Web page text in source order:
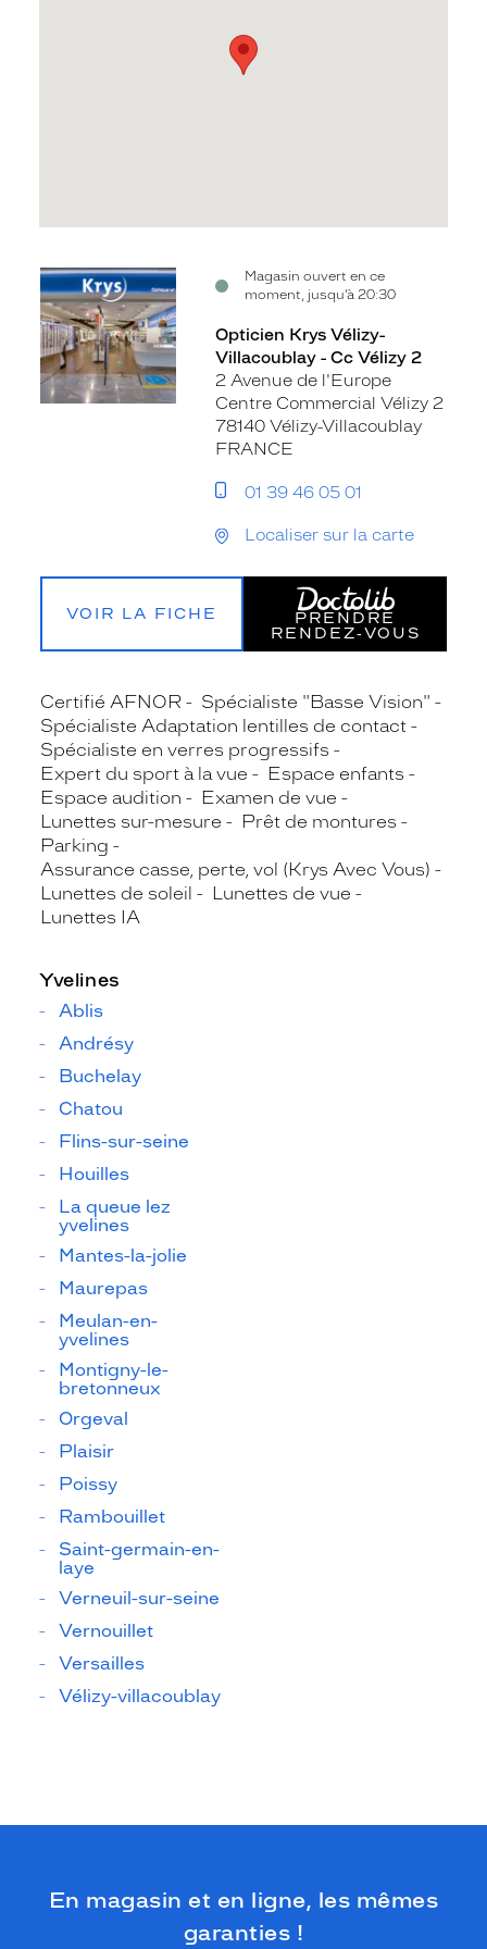
Magasin ouvert en ce
moment, jusqu’à 20:30
Voir
la
fiche
Opticien Krys Vélizy-
Villacoublay - Cc Vélizy 2
2 Avenue de l'Europe
Centre Commercial Vélizy 2
78140 Vélizy-Villacoublay
FRANCE
01 39 46 05 01
Localiser sur la carte
VOIR LA FICHE
PRENDRE
RENDEZ‑VOUS
Certifié AFNOR
Spécialiste "Basse Vision"
Spécialiste Adaptation lentilles de contact
Spécialiste en verres progressifs
Expert du sport à la vue
Espace enfants
Espace audition
Examen de vue
Lunettes sur-mesure
Prêt de montures
Parking
Assurance casse, perte, vol (Krys Avec Vous)
Lunettes de soleil
Lunettes de vue
Lunettes IA
Yvelines
Ablis
Andrésy
Buchelay
Chatou
Flins-sur-seine
Houilles
La queue lez
yvelines
Mantes-la-jolie
Maurepas
Meulan-en-
yvelines
Montigny-le-
bretonneux
Orgeval
Plaisir
Poissy
Rambouillet
Saint-germain-en-
laye
Verneuil-sur-seine
Vernouillet
Versailles
Vélizy-villacoublay
En magasin et en ligne, les mêmes
garanties !